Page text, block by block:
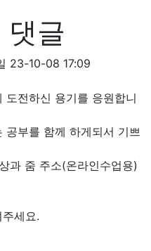
댓글
23-10-08 17:09
도전하신 용기를 응원합니
공부를 함께 하게되서 기쁘
과 줌 주소(온라인수업용)
세요.